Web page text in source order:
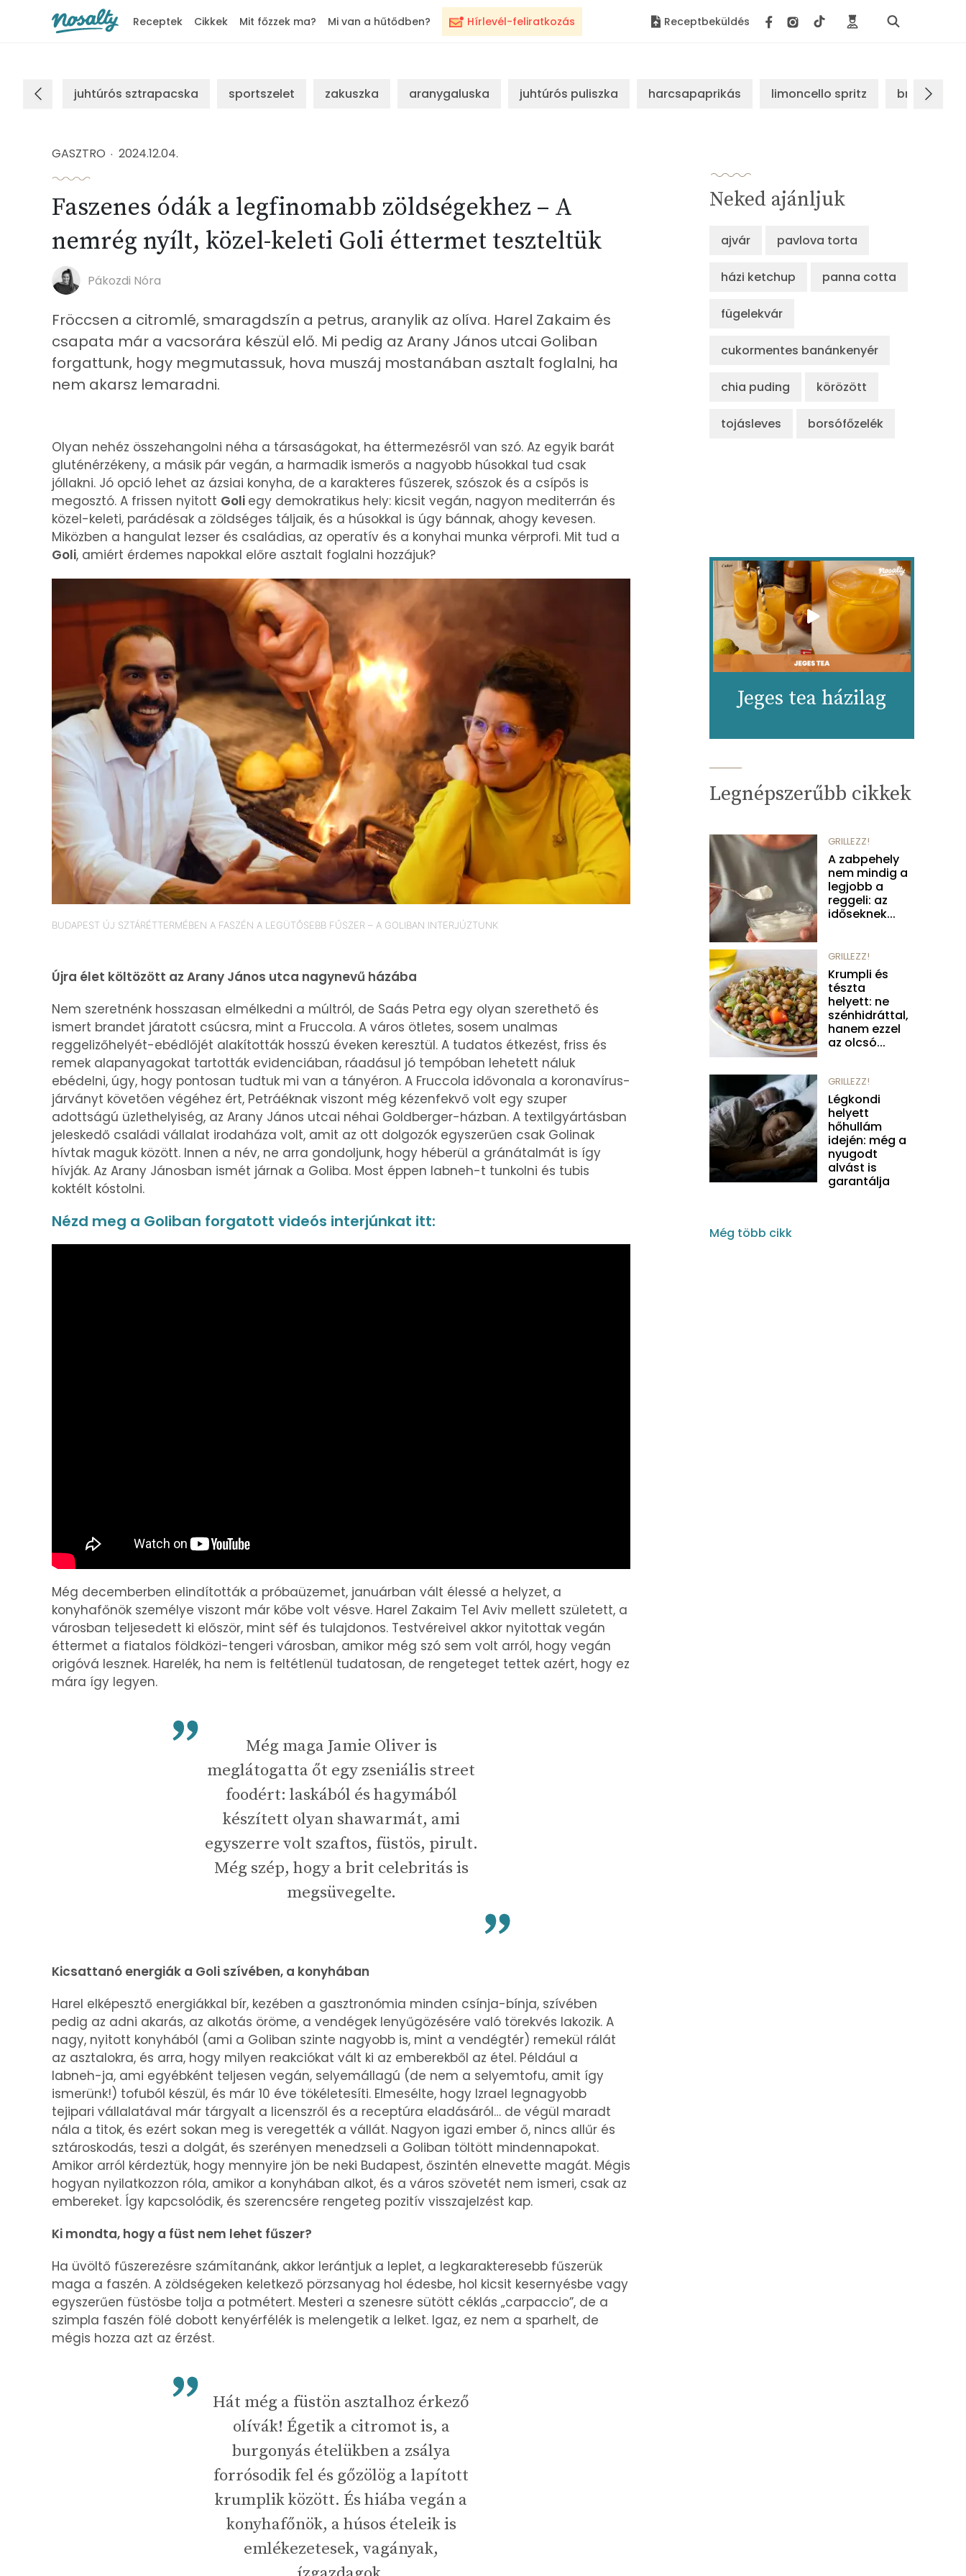
Hírlevél-feliratkozás
Receptek Cikkek Mit főzzek ma? Mi van a hűtődben? Receptbeküldés
juhtúrós sztrapacska sportszelet zakuszka aranygaluska juhtúrós puliszka harcsapaprikás limoncello spritz brassói
GASZTRO 2024.12.04.
Faszenes ódák a legfinomabb zöldségekhez – A
nemrég nyílt, közel-keleti Goli éttermet teszteltük
Pákozdi Nóra
Fröccsen a citromlé, smaragdszín a petrus, aranylik az olíva. Harel Zakaim és
csapata már a vacsorára készül elő. Mi pedig az Arany János utcai Goliban
forgattunk, hogy megmutassuk, hova muszáj mostanában asztalt foglalni, ha
nem akarsz lemaradni.
Olyan nehéz összehangolni néha a társaságokat, ha éttermezésről van szó. Az egyik barát
gluténérzékeny, a másik pár vegán, a harmadik ismerős a nagyobb húsokkal tud csak
jóllakni. Jó opció lehet az ázsiai konyha, de a karakteres fűszerek, szószok és a csípős is
megosztó. A frissen nyitott Goli egy demokratikus hely: kicsit vegán, nagyon mediterrán és
közel-keleti, parádésak a zöldséges táljaik, és a húsokkal is úgy bánnak, ahogy kevesen.
Miközben a hangulat lezser és családias, az operatív és a konyhai munka vérprofi. Mit tud a
Goli, amiért érdemes napokkal előre asztalt foglalni hozzájuk?
BUDAPEST ÚJ SZTÁRÉTTERMÉBEN A FASZÉN A LEGÜTŐSEBB FŰSZER – A GOLIBAN INTERJÚZTUNK
Újra élet költözött az Arany János utca nagynevű házába
Nem szeretnénk hosszasan elmélkedni a múltról, de Saás Petra egy olyan szerethető és
ismert brandet járatott csúcsra, mint a Fruccola. A város ötletes, sosem unalmas
reggelizőhelyét-ebédlőjét alakították hosszú éveken keresztül. A tudatos étkezést, friss és
remek alapanyagokat tartották evidenciában, ráadásul jó tempóban lehetett náluk
ebédelni, úgy, hogy pontosan tudtuk mi van a tányéron. A Fruccola idővonala a koronavírus-
járványt követően végéhez ért, Petráéknak viszont még kézenfekvő volt egy szuper
adottságú üzlethelyiség, az Arany János utcai néhai Goldberger-házban. A textilgyártásban
jeleskedő családi vállalat irodaháza volt, amit az ott dolgozók egyszerűen csak Golinak
hívtak maguk között. Innen a név, ne arra gondoljunk, hogy héberül a gránátalmát is így
hívják. Az Arany Jánosban ismét járnak a Goliba. Most éppen labneh-t tunkolni és tubis
koktélt kóstolni.
Nézd meg a Goliban forgatott videós interjúnkat itt:
Még decemberben elindították a próbaüzemet, januárban vált élessé a helyzet, a
konyhafőnök személye viszont már kőbe volt vésve. Harel Zakaim Tel Aviv mellett született, a
városban teljesedett ki először, mint séf és tulajdonos. Testvéreivel akkor nyitottak vegán
éttermet a fiatalos földközi-tengeri városban, amikor még szó sem volt arról, hogy vegán
origóvá lesznek. Harelék, ha nem is feltétlenül tudatosan, de rengeteget tettek azért, hogy ez
mára így legyen.
Még maga Jamie Oliver is
meglátogatta őt egy zseniális street
foodért: laskából és hagymából
készített olyan shawarmát, ami
egyszerre volt szaftos, füstös, pirult.
Még szép, hogy a brit celebritás is
megsüvegelte.
Kicsattanó energiák a Goli szívében, a konyhában
Harel elképesztő energiákkal bír, kezében a gasztronómia minden csínja-bínja, szívében
pedig az adni akarás, az alkotás öröme, a vendégek lenyűgözésére való törekvés lakozik. A
nagy, nyitott konyhából (ami a Goliban szinte nagyobb is, mint a vendégtér) remekül rálát
az asztalokra, és arra, hogy milyen reakciókat vált ki az emberekből az étel. Például a
labneh-ja, ami egyébként teljesen vegán, selyemállagú (de nem a selyemtofu, amit így
ismerünk!) tofuból készül, és már 10 éve tökéletesíti. Elmesélte, hogy Izrael legnagyobb
tejipari vállalatával már tárgyalt a licenszről és a receptúra eladásáról… de végül maradt
nála a titok, és ezért sokan meg is veregették a vállát. Nagyon igazi ember ő, nincs allűr és
sztároskodás, teszi a dolgát, és szerényen menedzseli a Goliban töltött mindennapokat.
Amikor arról kérdeztük, hogy mennyire jön be neki Budapest, őszintén elnevette magát. Mégis
hogyan nyilatkozzon róla, amikor a konyhában alkot, és a város szövetét nem ismeri, csak az
embereket. Így kapcsolódik, és szerencsére rengeteg pozitív visszajelzést kap.
Ki mondta, hogy a füst nem lehet fűszer?
Ha üvöltő fűszerezésre számítanánk, akkor lerántjuk a leplet, a legkarakteresebb fűszerük
maga a faszén. A zöldségeken keletkező pörzsanyag hol édesbe, hol kicsit kesernyésbe vagy
egyszerűen füstösbe tolja a potmétert. Mesteri a szenesre sütött céklás „carpaccio”, de a
szimpla faszén fölé dobott kenyérfélék is melengetik a lelket. Igaz, ez nem a sparhelt, de
mégis hozza azt az érzést.
Hát még a füstön asztalhoz érkező
olívák! Égetik a citromot is, a
burgonyás ételükben a zsálya
forrósodik fel és gőzölög a lapított
krumplik között. És hiába vegán a
konyhafőnök, a húsos ételeik is
emlékezetesek, vagányak,
Neked ajánljuk
ajvár pavlova torta
házi ketchup panna cotta
fügelekvár
cukormentes banánkenyér
chia puding körözött
tojásleves borsófőzelék
Jeges tea házilag
Legnépszerűbb cikkek
GRILLEZZ!
A zabpehely
nem mindig a
legjobb a
reggeli: az
időseknek...
GRILLEZZ!
Krumpli és
tészta
helyett: ne
szénhidráttal,
hanem ezzel
az olcsó...
GRILLEZZ!
Légkondi
helyett
hőhullám
idején: még a
nyugodt
alvást is
garantálja
Még több cikk